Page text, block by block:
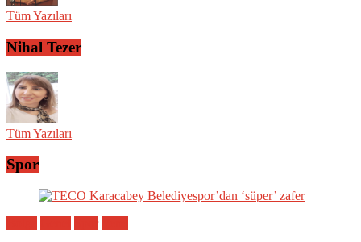
Tüm Yazıları
Nihal Tezer
Tüm Yazıları
Spor